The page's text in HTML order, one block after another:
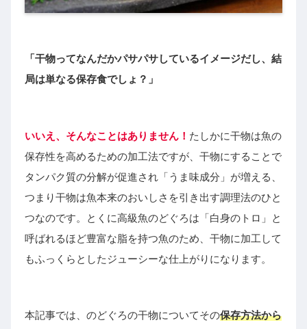
「干物ってなんだかパサパサしているイメージだし、結
局は単なる保存食でしょ？」
いいえ、そんなことはありません！ たしかに干物は魚の
保存性を高めるための加工法ですが、干物にすることで
タンパク質の分解が促進され「うま味成分」が増える、
つまり干物は魚本来のおいしさを引き出す調理法のひと
つなのです。とくに高級魚のどぐろは「白身のトロ」と
呼ばれるほど豊富な脂を持つ魚のため、干物に加工して
もふっくらとしたジューシーな仕上がりになります。
本記事では、のどぐろの干物についてその保存方法から